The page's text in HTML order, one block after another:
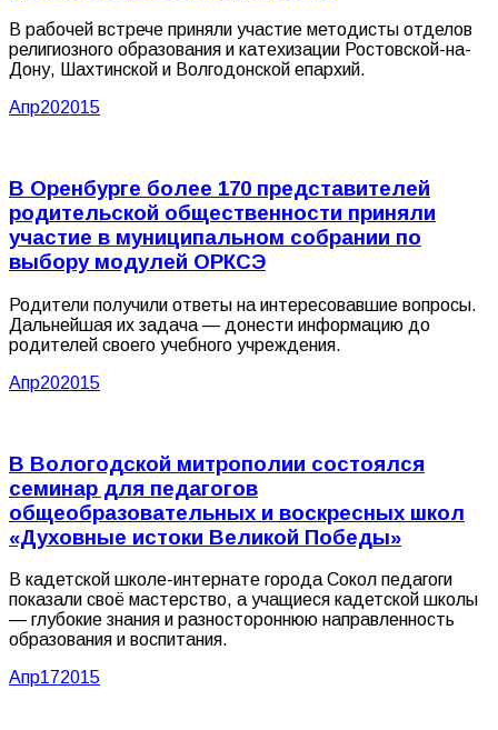
В рабочей встрече приняли участие методисты отделов
религиозного образования и катехизации Ростовской-на-
Дону, Шахтинской и Волгодонской епархий.
Апр202015
В Оренбурге более 170 представителей
родительской общественности приняли
участие в муниципальном собрании по
выбору модулей ОРКСЭ
Родители получили ответы на интересовавшие вопросы.
Дальнейшая их задача — донести информацию до
родителей своего учебного учреждения.
Апр202015
В Вологодской митрополии состоялся
семинар для педагогов
общеобразовательных и воскресных школ
«Духовные истоки Великой Победы»
В кадетской школе-интернате города Сокол педагоги
показали своё мастерство, а учащиеся кадетской школы
— глубокие знания и разностороннюю направленность
образования и воспитания.
Апр172015